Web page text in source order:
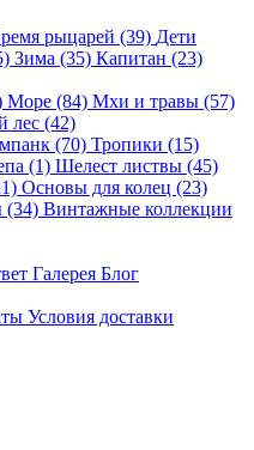
рыцарей (39) Дети
Зима (35) Капитан (23)
Море (84) Мхи и травы (57)
лес (42)
(70) Тропики (15)
(1) Шелест листвы (45)
Основы для колец (23)
(34) Винтажные коллекции
Галерея Блог
Условия доставки